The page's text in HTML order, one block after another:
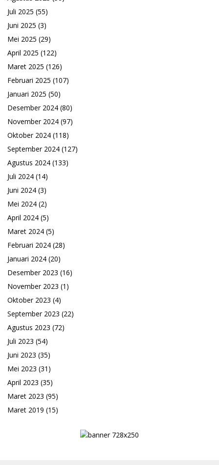
Juli 2025 (55)
Juni 2025 (3)
Mei 2025 (29)
April 2025 (122)
Maret 2025 (126)
Februari 2025 (107)
Januari 2025 (50)
Desember 2024 (80)
November 2024 (97)
Oktober 2024 (118)
September 2024 (127)
Agustus 2024 (133)
Juli 2024 (14)
Juni 2024 (3)
Mei 2024 (2)
April 2024 (5)
Maret 2024 (5)
Februari 2024 (28)
Januari 2024 (20)
Desember 2023 (16)
November 2023 (1)
Oktober 2023 (4)
September 2023 (22)
Agustus 2023 (72)
Juli 2023 (54)
Juni 2023 (35)
Mei 2023 (31)
April 2023 (35)
Maret 2023 (95)
Maret 2019 (15)